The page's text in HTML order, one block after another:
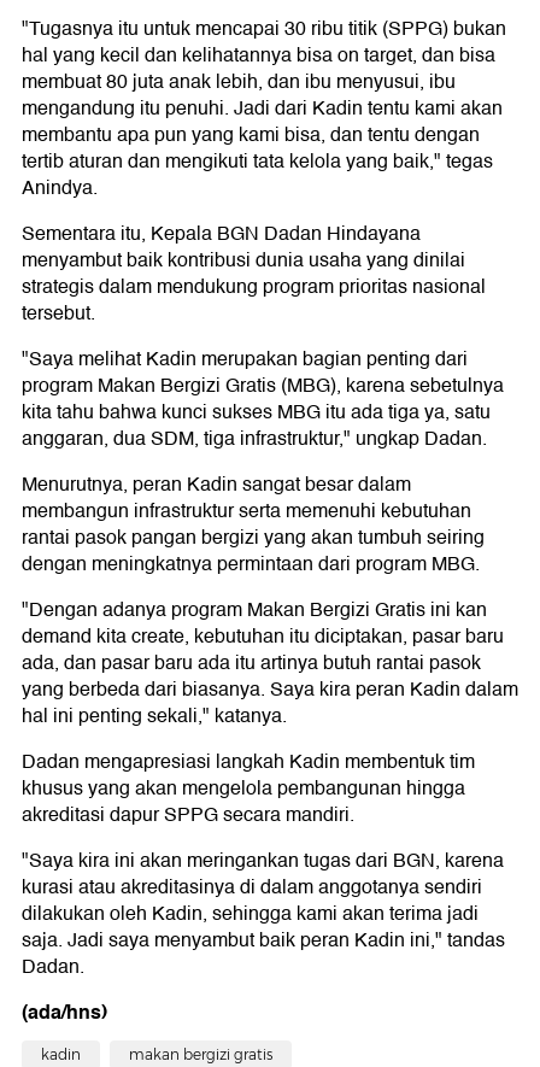
"Tugasnya itu untuk mencapai 30 ribu titik (SPPG) bukan
hal yang kecil dan kelihatannya bisa on target, dan bisa
membuat 80 juta anak lebih, dan ibu menyusui, ibu
mengandung itu penuhi. Jadi dari Kadin tentu kami akan
membantu apa pun yang kami bisa, dan tentu dengan
tertib aturan dan mengikuti tata kelola yang baik," tegas
Anindya.
Sementara itu, Kepala BGN Dadan Hindayana
menyambut baik kontribusi dunia usaha yang dinilai
strategis dalam mendukung program prioritas nasional
tersebut.
"Saya melihat Kadin merupakan bagian penting dari
program Makan Bergizi Gratis (MBG), karena sebetulnya
kita tahu bahwa kunci sukses MBG itu ada tiga ya, satu
anggaran, dua SDM, tiga infrastruktur," ungkap Dadan.
Menurutnya, peran Kadin sangat besar dalam
membangun infrastruktur serta memenuhi kebutuhan
rantai pasok pangan bergizi yang akan tumbuh seiring
dengan meningkatnya permintaan dari program MBG.
"Dengan adanya program Makan Bergizi Gratis ini kan
demand kita create, kebutuhan itu diciptakan, pasar baru
ada, dan pasar baru ada itu artinya butuh rantai pasok
yang berbeda dari biasanya. Saya kira peran Kadin dalam
hal ini penting sekali," katanya.
Dadan mengapresiasi langkah Kadin membentuk tim
khusus yang akan mengelola pembangunan hingga
akreditasi dapur SPPG secara mandiri.
"Saya kira ini akan meringankan tugas dari BGN, karena
kurasi atau akreditasinya di dalam anggotanya sendiri
dilakukan oleh Kadin, sehingga kami akan terima jadi
saja. Jadi saya menyambut baik peran Kadin ini," tandas
Dadan.
(ada/hns)
kadin makan bergizi gratis